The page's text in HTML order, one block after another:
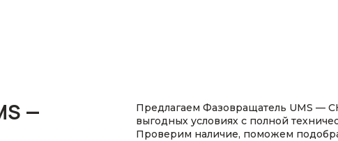
—
Предлагаем Фазовращатель UMS —
выгодных условиях с полной
Проверим наличие, поможем